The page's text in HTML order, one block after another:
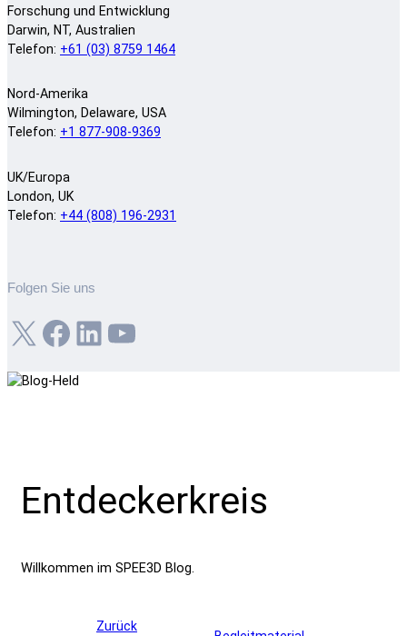
Forschung und Entwicklung
Darwin, NT, Australien
Telefon: +61 (03) 8759 1464
Nord-Amerika
Wilmington, Delaware, USA
Telefon: +1 877-908-9369
UK/Europa
London, UK
Telefon: +44 (808) 196-2931
Folgen Sie uns
X Facebook LinkedIn YouTube
Entdeckerkreis
Willkommen im SPEE3D Blog.
Zurück